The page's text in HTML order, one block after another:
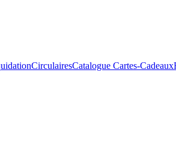
CirculairesCatalogue Cartes-Cadeaux